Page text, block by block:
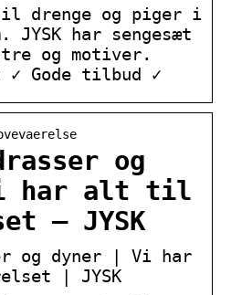
drenge og piger i
JYSK har sengesæt
og motiver.
Gode tilbud ✓
og
har alt til
– JYSK
og dyner | Vi har
| JYSK